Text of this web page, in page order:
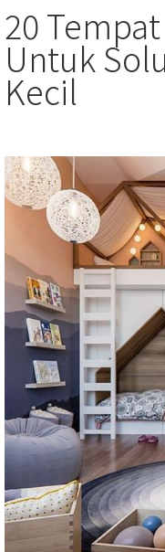
20
Untuk
Kecil